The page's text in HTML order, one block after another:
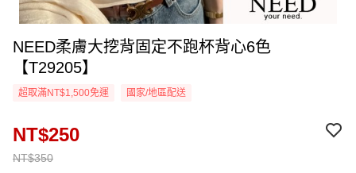
NEED柔膚大挖背固定不跑杯背心6色
【T29205】
超取滿NT$1,500免運 國家/地區配送
NT$350
NT$250